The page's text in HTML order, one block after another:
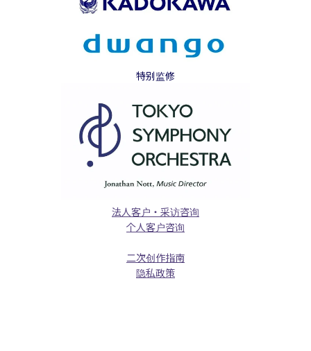
特别监修
法人客户・采访咨询
个人客户咨询
二次创作指南
隐私政策